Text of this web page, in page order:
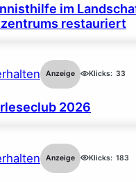
im
restauriert
Anzeige Klicks: 33
2026
Anzeige Klicks: 183